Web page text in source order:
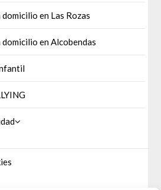
en Las Rozas
en Alcobendas